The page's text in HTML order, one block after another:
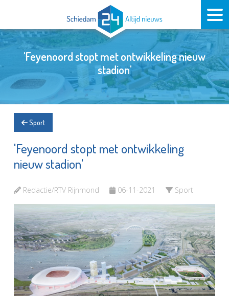
'Feyenoord stopt met ontwikkeling nieuw
stadion'
Sport
'Feyenoord stopt met ontwikkeling
nieuw stadion'
Redactie/RTV Rijnmond 06-11-2021 Sport